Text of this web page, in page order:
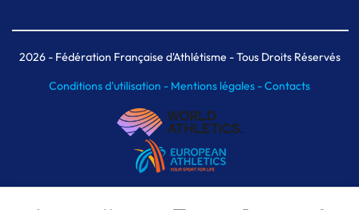
Meeting de Paris indoor
MAIF Ekiden de Paris
2026- Fédération Française d'Athlétisme - Tous Droits Réservés
Conditions d'utilisation - Mentions légales -Contacts